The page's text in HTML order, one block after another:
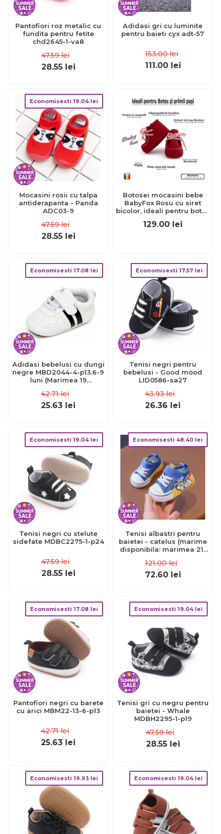
Pantofiori roz metalic cu
fundita pentru fetite
chd2645-1-va8
47.59 lei
28.55 lei
Adidasi gri cu luminite
pentru baieti cyx adt-57
153.00 lei
111.00 lei
Economisesti 19.04 lei
Mocasini rosii cu talpa
antiderapanta - Panda
ADC03-9
47.59 lei
28.55 lei
Botosei mocasini bebe
BabyFox Rosu cu siret
bicolor, ideali pentru botez
2
129.00 lei
Economisesti 17.08 lei
Adidasi bebelusi cu dungi
negre MBD2044-4-p13.6-9
luni (Marimea 19
42.71 lei
25.63 lei
Economisesti 17.57 lei
Tenisi negri pentru
bebelusi - Good mood
LID0586-sa27
43.93 lei
26.36 lei
Economisesti 19.04 lei
Tenisi negri cu stelute
sidefate MDBC2275-1-p24
47.59 lei
28.55 lei
Economisesti 48.40 lei
Tenisi albastri pentru
baietei - catelus (marime
disponibila: marimea 21)
21
121.00 lei
72.60 lei
Economisesti 17.08 lei
Pantofiori negri cu barete
cu arici MBM22-13-6-p13
42.71 lei
25.63 lei
Economisesti 19.04 lei
Tenisi gri cu negru pentru
baietei - Whale
MDBH2295-1-p19
47.59 lei
28.55 lei
Economisesti 19.93 lei Economisesti 19.04 lei